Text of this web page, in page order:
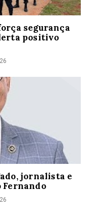
segurança
positivo
jornalista e
Fernando